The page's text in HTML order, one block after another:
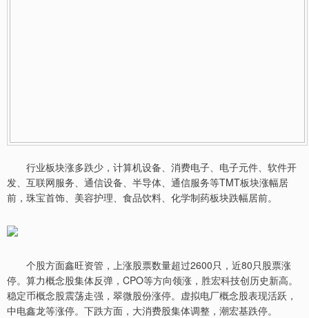
行业板块涨多跌少，计算机设备、消费电子、电子元件、软件开
发、互联网服务、通信设备、半导体、通信服务等TMT板块涨幅居
前，珠宝首饰、美容护理、食品饮料、化学制药板块跌幅居前。
个股方面鑫旺资管，上涨股票数量超过2600只，近80只股票涨
停。算力概念股集体反弹，CPO等方向领涨，胜宏科技创历史新高。
稳定币概念股震荡走强，翠微股份涨停。虚拟电厂概念股表现活跃，
中电鑫龙等涨停。下跌方面，大消费股集体调整，潮宏基跌停。